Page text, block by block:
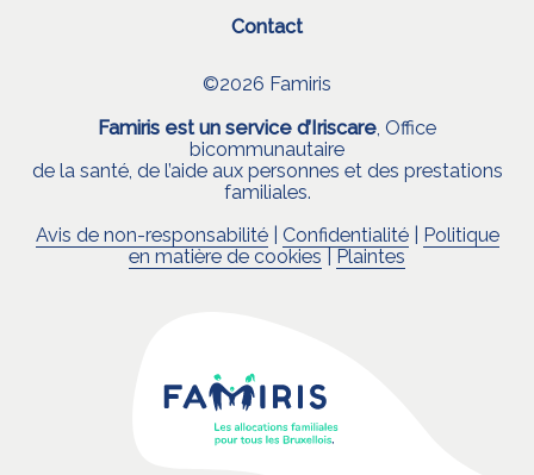
Contact
©2026 Famiris
Famiris est un service d’Iriscare , Office
bicommunautaire
de la santé, de l’aide aux personnes et des prestations
familiales.
Avis de non-responsabilité| Confidentialité| Politique
en matière de cookies
Plaintes